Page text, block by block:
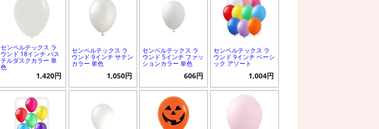
センペルテックス ラ
ウンド 18インチ パス
テルダスクカラー 単
色
1,420円
センペルテックス ラ
ウンド 9インチ サテン
カラー 単色
1,050円
センペルテックス ラ
ウンド 5インチ ファッ
ションカラー 単色
606円
センペルテックス ラ
ウンド 9インチ ベーシ
ック アソート
1,004円